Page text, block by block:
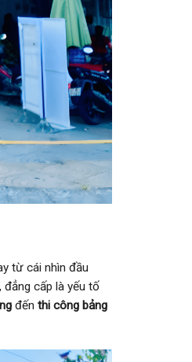
từ cái nhìn đầu
đẳng cấp là yếu tố
đến thi công bảng